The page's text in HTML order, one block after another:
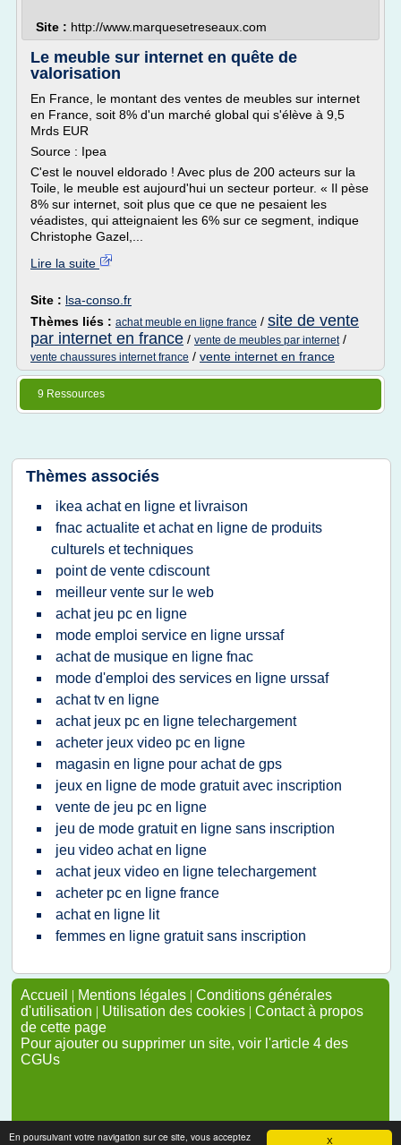
X
En poursuivant votre navigation sur ce site, vous acceptez
Site : http://www.marquesetreseaux.com
Le meuble sur internet en quête de
valorisation
En France, le montant des ventes de meubles sur internet
en France, soit 8% d'un marché global qui s'élève à 9,5
Mrds EUR
Source : Ipea
C'est le nouvel eldorado ! Avec plus de 200 acteurs sur la
Toile, le meuble est aujourd'hui un secteur porteur. « Il pèse
8% sur internet, soit plus que ce que ne pesaient les
véadistes, qui atteignaient les 6% sur ce segment, indique
Christophe Gazel,...
Lire la suite
Site : lsa-conso.fr
Thèmes liés : achat meuble en ligne france / site de vente
par internet en france / vente de meubles par internet/
vente chaussures internet france / vente internet en france
9 Ressources
Thèmes associés
ikea achat en ligne et livraison
fnac actualite et achat en ligne de produits
culturels et techniques
point de vente cdiscount
meilleur vente sur le web
achat jeu pc en ligne
mode emploi service en ligne urssaf
achat de musique en ligne fnac
mode d'emploi des services en ligne urssaf
achat tv en ligne
achat jeux pc en ligne telechargement
acheter jeux video pc en ligne
magasin en ligne pour achat de gps
jeux en ligne de mode gratuit avec inscription
vente de jeu pc en ligne
jeu de mode gratuit en ligne sans inscription
jeu video achat en ligne
achat jeux video en ligne telechargement
acheter pc en ligne france
achat en ligne lit
femmes en ligne gratuit sans inscription
Accueil | Mentions légales | Conditions générales
d'utilisation | Utilisation des cookies | Contact à propos
de cette page
Pour ajouter ou supprimer un site, voir l'article 4 des
CGUs